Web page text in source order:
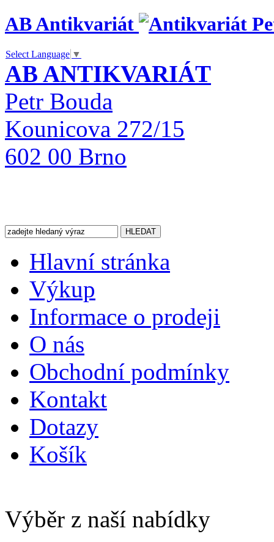
AB Antikvariát
Select Language ▼
AB ANTIKVARIÁT
Petr Bouda
Kounicova 272/15
602 00 Brno
Hlavní stránka
Výkup
Informace o prodeji
O nás
Obchodní podmínky
Kontakt
Dotazy
Košík
Výběr z naší nabídky